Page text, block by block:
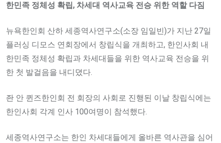
한민족 정체성 확립, 차세대 역사교육 전승 위한 역할 다짐
뉴욕한인회 산하 세종역사연구소(소장 임일빈)가 지난 27일
플러싱 디모스 연회장에서 창립식을 개최하고, 한인사회 내
한민족 정체성 확립과 차세대들을 위한 역사교육 전승을 위
한 첫 발걸음을 내디뎠다.
좐 안 퀸즈한인회 전 회장의 사회로 진행된 이날 창립식에는
한인사회 각계 인사 100여명이 참석했다.
세종역사연구소는 한인 차세대들에게 올바른 역사관을 심어